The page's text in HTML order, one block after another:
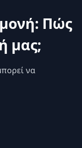
Πώς
μας;
να